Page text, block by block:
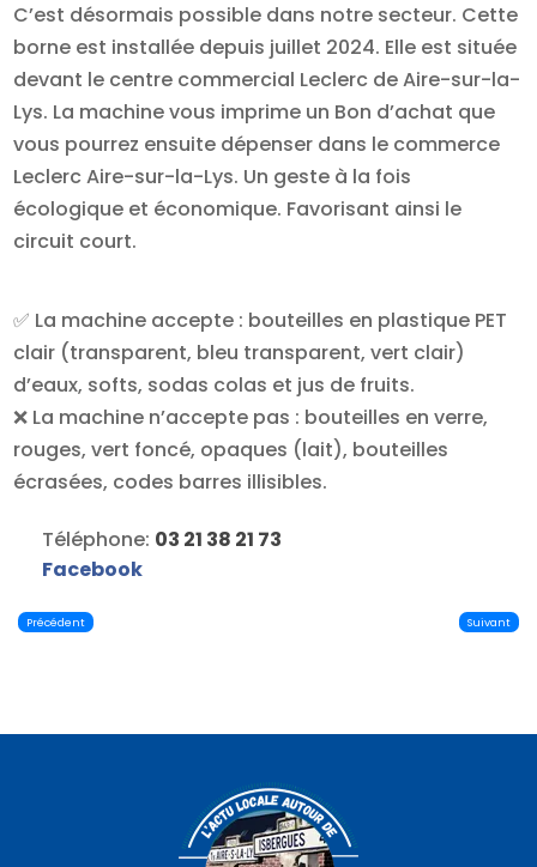
C’est désormais possible dans notre secteur. Cette
borne est installée depuis juillet 2024. Elle est située
devant le centre commercial Leclerc de Aire-sur-la-
Lys. La machine vous imprime un Bon d’achat que
vous pourrez ensuite dépenser dans le commerce
Leclerc Aire-sur-la-Lys. Un geste à la fois
écologique et économique. Favorisant ainsi le
circuit court.
✅ La machine accepte : bouteilles en plastique PET
clair (transparent, bleu transparent, vert clair)
d’eaux, softs, sodas colas et jus de fruits.
❌ La machine n’accepte pas : bouteilles en verre,
rouges, vert foncé, opaques (lait), bouteilles
écrasées, codes barres illisibles.
Téléphone: 03 21 38 21 73
Facebook
Précédent Suivant